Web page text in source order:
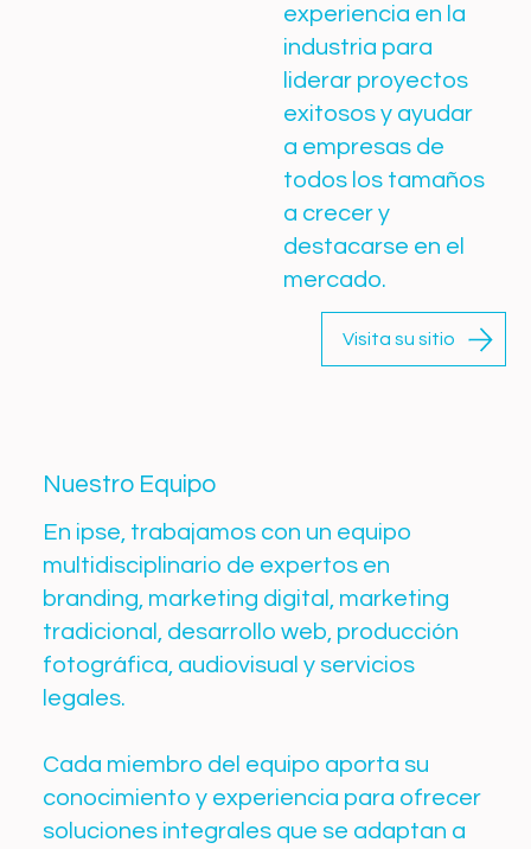
Nuestro Equipo
En ipse, trabajamos con un equipo
multidisciplinario de expertos en
branding, marketing digital, marketing
tradicional, desarrollo web, producción
fotográfica, audiovisual y servicios
legales.
Cada miembro del equipo aporta su
conocimiento y experiencia para ofrecer
soluciones integrales que se adaptan a
experiencia en la
industria para
liderar proyectos
exitosos y ayudar
a empresas de
todos los tamaños
a crecer y
destacarse en el
mercado.
Visita su sitio